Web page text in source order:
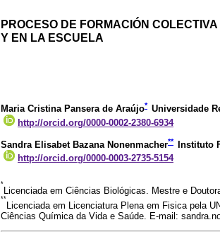
PROCESO DE FORMACIÓN
Y EN LA ESCUELA
Maria Cristina Pansera de Araújo* Universidade
http://orcid.org/0000-0002-2380-6934
Sandra Elisabet Bazana Nonenmacher**
Instituto
http://orcid.org/0000-0003-2735-5154
*
Licenciada em Ciências Biológicas. Mestre e
**
Licenciada em Licenciatura Plena em Fisica pela
Ciências Química da Vida e Saúde. E-mail: